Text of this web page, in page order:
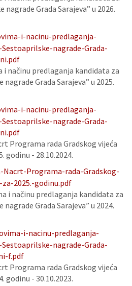
Grada Sarajeva” u 2026.
i-nacinu-predlaganja-
nagrade-Grada-
i načinu predlaganja kandidata za
Grada Sarajeva” u 2025.
i-nacinu-predlaganja-
nagrade-Grada-
Programa rada Gradskog vijeća
godinu - 28.10.2024.
Nacrt-Programa-rada-Gradskog-
za-2025.-godinu.pdf
i načinu predlaganja kandidata za
Grada Sarajeva” u 2024.
i-nacinu-predlaganja-
nagrade-Grada-
f.pdf
Programa rada Gradskog vijeća
godinu - 30.10.2023.